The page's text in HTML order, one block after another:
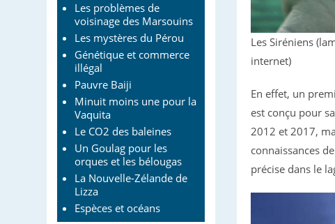
Les Siréniens
internet)
En effet, un
est conçu pour
2012 et 2017,
connaissances
précise dans le
Les problèmes de
voisinage des Marsouins
Les mystères du Pérou
Génétique et commerce
illégal
Pauvre Baiji
Minuit moins une pour la
Vaquita
Le CO2 des baleines
Un Goulag pour les
orques et les bélougas
La Nouvelle-Zélande de
Lizza
Espèces et océans